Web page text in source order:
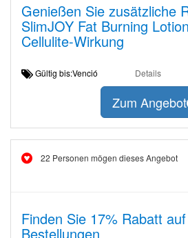
Genießen Sie zusätzliche
SlimJOY Fat Burning
Cellulite-Wirkung
Gültig bis:Venció Details
Zum Angebot
22 Personen mögen dieses Angebot
Finden Sie 17% Rabatt
Bestellungen